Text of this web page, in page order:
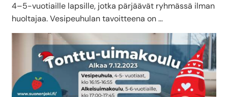
4–5-vuotiaille lapsille, jotka pärjäävät ryhmässä ilman
huoltajaa. Vesipeuhulan tavoitteena on …